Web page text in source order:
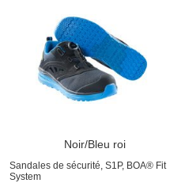
Noir/Bleu roi
Sandales de sécurité, S1P, BOA® Fit
System